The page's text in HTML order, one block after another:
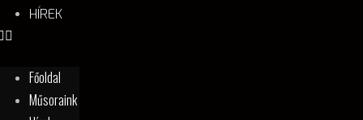
HÍREK
Főoldal
Műsoraink